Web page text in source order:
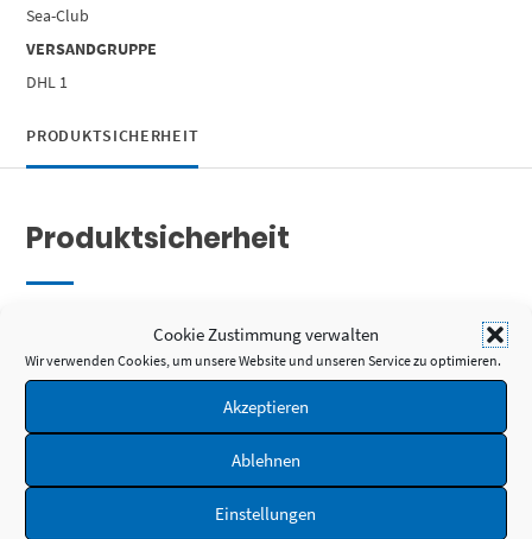
Cookie Zustimmung verwalten
Wir verwenden Cookies, um unsere Website und unseren Service zu optimieren.
Akzeptieren
Ablehnen
Einstellungen
Sea-Club
VERSANDGRUPPE
DHL 1
PRODUKTSICHERHEIT
Produktsicherheit
Herstellerinformationen
SEA-CLUB Handels-GmbH
74889 Sinsheim
Telefon: +49-7261-949600